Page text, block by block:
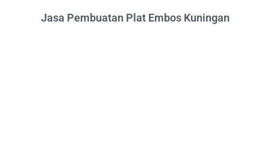
Jasa Pembuatan Plat Embos Kuningan